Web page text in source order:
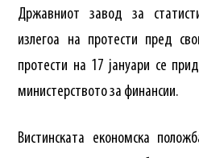
Државниот завод за
излегоа на протести пред
протести на 17 јануари се
министерството за финансии.
Вистинската економска